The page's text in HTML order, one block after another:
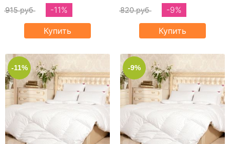
915 руб
-11%
Купить
820 руб
-9%
Купить
-11% -9%